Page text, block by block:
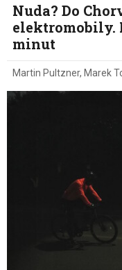
Nuda? Do
elektromobily.
minut
Martin Pultzner, Marek